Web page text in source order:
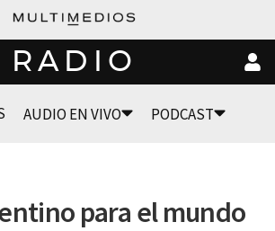
RADIO
AUDIO EN VIVO PODCAST
para el mundo